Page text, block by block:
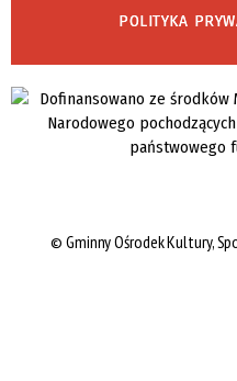
POLITYKA
© Gminny Ośrodek Kultury,